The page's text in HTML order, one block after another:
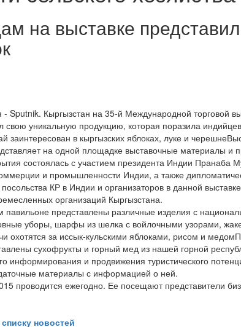
на выставке
Sputnik. Кыргызстан на 35-й Международной торговой
свою уникальную продукцию, которая поразила
заинтересован в кыргызских яблоках, луке и
на одной площадке выставочные материалы и
состоялась с участием президента Индии Пранаба
и промышленности Индии, а также
КР в Индии и организаторов в данной
организаций Кыргызстана.
павильоне представлены различные изделия с
уборы, шарфы из шелка с войлочными узорами,
охотятся за иссык-кульскими яблоками, рисом и
сухофрукты и горный мед из нашей горной
информирования и продвижения туристического
материалы с информацией о ней.
проводится ежегодно. Ее посещают представители
новостей